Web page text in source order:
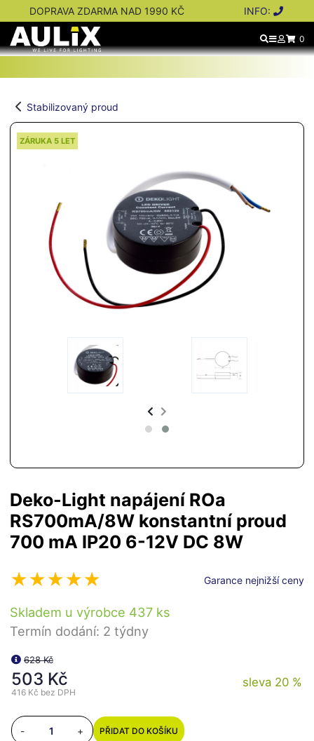
DOPRAVA ZDARMA NAD 1990 KČ INFO:
0
Stabilizovaný proud
Deko-Light napájení ROa
RS700mA/8W konstantní proud
700 mA IP20 6-12V DC 8W
Garance nejnižší ceny
ZÁRUKA 5 LET
Skladem u výrobce 437 ks
Termín dodání: 2 týdny
sleva 20 %
628 Kč
503 Kč
416 Kč bez DPH
- + PŘIDAT DO KOŠÍKU